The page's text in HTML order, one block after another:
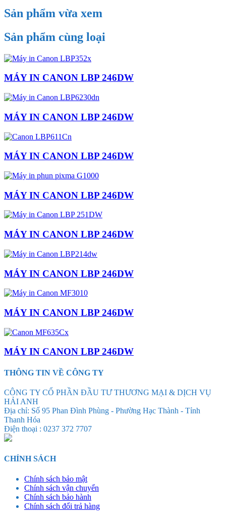
Sản phẩm vừa xem
Sản phẩm cùng loại
MÁY IN CANON LBP 246DW
MÁY IN CANON LBP 246DW
MÁY IN CANON LBP 246DW
MÁY IN CANON LBP 246DW
MÁY IN CANON LBP 246DW
MÁY IN CANON LBP 246DW
MÁY IN CANON LBP 246DW
MÁY IN CANON LBP 246DW
THÔNG TIN VỀ CÔNG TY
CÔNG TY CỔ PHẦN ĐẦU TƯ THƯƠNG MẠI & DỊCH VỤ
HẢI ANH
Địa chỉ: Số 95 Phan Đình Phùng - Phường Hạc Thành - Tỉnh
Thanh Hóa
Điện thoại : 0237 372 7707
CHÍNH SÁCH
Chính sách bảo mật
Chính sách vận chuyển
Chính sách bảo hành
Chính sách đổi trả hàng